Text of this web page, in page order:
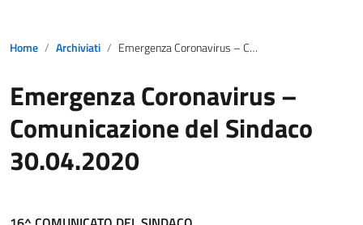
Home Archiviati Emergenza Coronavirus – Comunicazione del Sindaco 30.04.2020
Emergenza Coronavirus –
Comunicazione del Sindaco
30.04.2020